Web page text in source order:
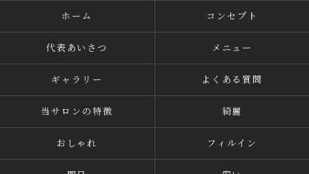
ホーム コンセプト
代表あいさつ メニュー
ギャラリー よくある質問
当サロンの特徴 綺麗
おしゃれ フィルイン